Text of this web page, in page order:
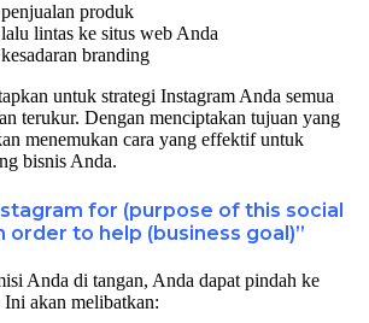
produk
lintas ke situs web Anda
branding
untuk strategi Instagram Anda semua
terukur. Dengan menciptakan tujuan yang
menemukan cara yang effektif untuk
bisnis Anda.
for (purpose of this social
order to help (business goal)”
Anda di tangan, Anda dapat pindah ke
akan melibatkan: